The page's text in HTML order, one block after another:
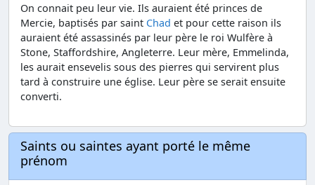
On connait peu leur vie. Ils auraient été princes de
Mercie, baptisés par saint Chad et pour cette raison ils
auraient été assassinés par leur père le roi Wulfère à
Stone, Staffordshire, Angleterre. Leur mère, Emmelinda,
les aurait ensevelis sous des pierres qui servirent plus
tard à construire une église. Leur père se serait ensuite
converti.
Saints ou saintes ayant porté le même
prénom